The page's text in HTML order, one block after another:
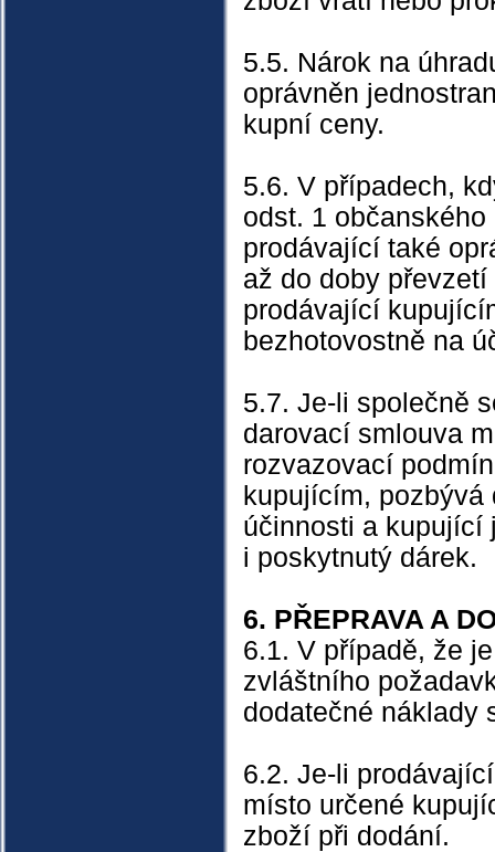
5.5. Nárok na
oprávněn
kupní ceny.
5.6. V případech,
odst. 1
prodávající také
až do doby
prodávající
bezhotovostně na
5.7. Je-li společně
darovací smlouva
rozvazovací
kupujícím, pozbývá
účinnosti a kupující
i poskytnutý dárek.
6. PŘEPRAVA A
6.1. V případě, že
zvláštního
dodatečné náklady
6.2. Je-li
místo určené
zboží při dodání.